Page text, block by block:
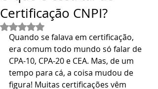
Certificação CNPI?
Avaliado com NaN de 5 estrelas.
Quando se falava em certificação,
era comum todo mundo só falar de
CPA-10, CPA-20 e CEA. Mas, de um
tempo para cá, a coisa mudou de
figura! Muitas certificações vêm